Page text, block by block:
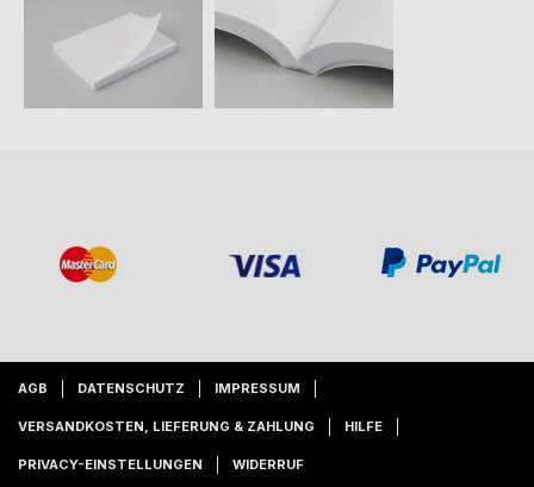
AGB DATENSCHUTZ IMPRESSUM
VERSANDKOSTEN, LIEFERUNG & ZAHLUNG HILFE
PRIVACY-EINSTELLUNGEN WIDERRUF